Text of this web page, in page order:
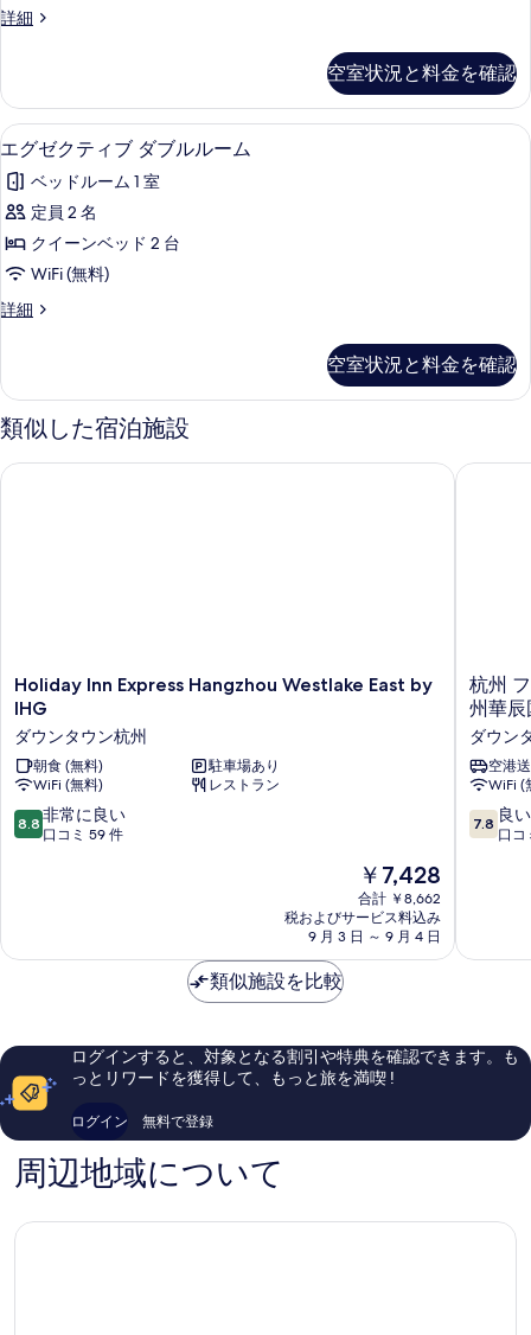
ム
べ
て
の
写
真
を
示
る
ー
細
ン
ー
ム
の
す
べ
て
の
写
表
示
す
詳細
ビ
ツ
イ
ン
ー
ム
詳
細
空室状況と料金を確認
エ
グ
ゼ
ク
テ
ブ
ブ
ル
ル
ー
写
真
を
表
示
す
ミニバーのアイテム (無料)、セーフ
3
エグゼクティブ ダブルルーム
ベッドルーム 1 室
定員 2 名
クイーンベッド 2 台
WiFi (無料)
詳細
エ
テ
ィ
ブ
ブ
空室状況と料金を確認
類似した宿泊施設
Holiday
Inn
Express
Hangzhou
Westlake
East
by
IHG
ン
Holiday Inn Express Hangzhou Westlake East by
IHG
ダウンタウン杭州
朝食 (無料)
駐車場あり
WiFi (無料)
レストラン
10
段
に
コ
59
件
の
口
ミ
8.8 非常に良い
口コミ 59 件
現
在
の
料
金
￥7,428
合計 ￥8,662
税およびサービス料込み
9 月 3 日 ～ 9 月 4 日
Holiday Inn Express Hangzhou Westlake East by IHG
杭
州
フ
ア
チ
ェ
ン
イ
ョ
テ
ル
杭州
州華
ダウン
空港
WiFi (
10
段
口
件
件
7.8 良い
口コ
杭州 フ
類似施設を比較
ログインすると、対象となる割引や特典を確認できます。も
っとリワードを獲得して、もっと旅を満喫 !
ログイン 無料で登録
周辺地域について